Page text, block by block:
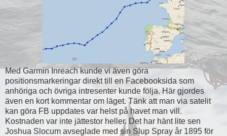
Med Garmin Inreach kunde vi även göra
positionsmarkeringar direkt till en Facebooksida som
anhöriga och övriga intresenter kunde följa. Här gjordes
även en kort kommentar om läget. Tänk att man via satelit
kan göra FB uppdates var helst på havet man vill.
Kostnaden var inte jättestor heller. Det har hänt lite sen
Joshua Slocum avseglade med sin Slup Spray år 1895 för